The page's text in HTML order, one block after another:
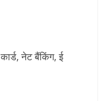
नेट बैंकिंग, ई